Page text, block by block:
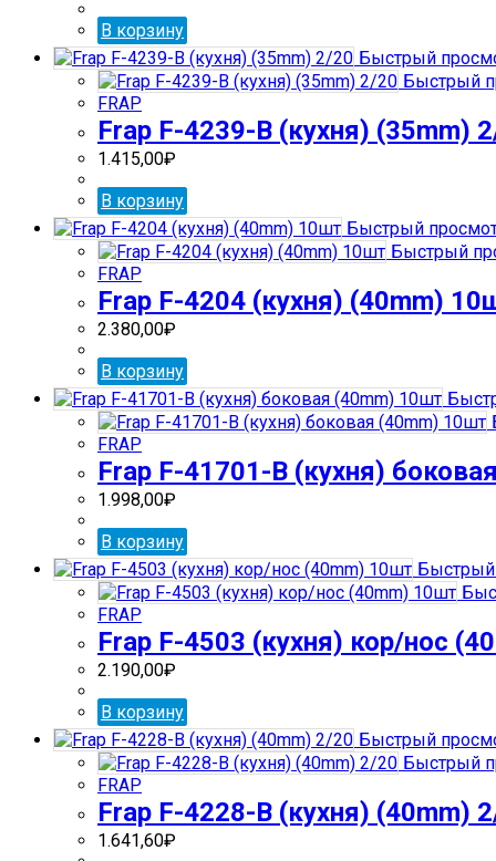
В корзину
Быстрый
Быстрый
FRAP
Frap F-4239-В (кухня) (35mm)
1.415,00₽
В корзину
Быстрый
Быстрый
FRAP
Frap F-4204 (кухня) (40mm)
2.380,00₽
В корзину
FRAP
Frap F-41701-В (кухня)
1.998,00₽
В корзину
Быстрый
FRAP
Frap F-4503 (кухня) кор/нос
2.190,00₽
В корзину
Быстрый
Быстрый
FRAP
Frap F-4228-В (кухня) (40mm)
1.641,60₽